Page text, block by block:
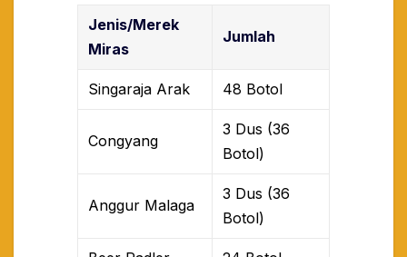
Jenis/Merek
Miras
Jumlah
Singaraja Arak 48 Botol
Congyang
3 Dus (36
Botol)
Anggur Malaga
3 Dus (36
Botol)